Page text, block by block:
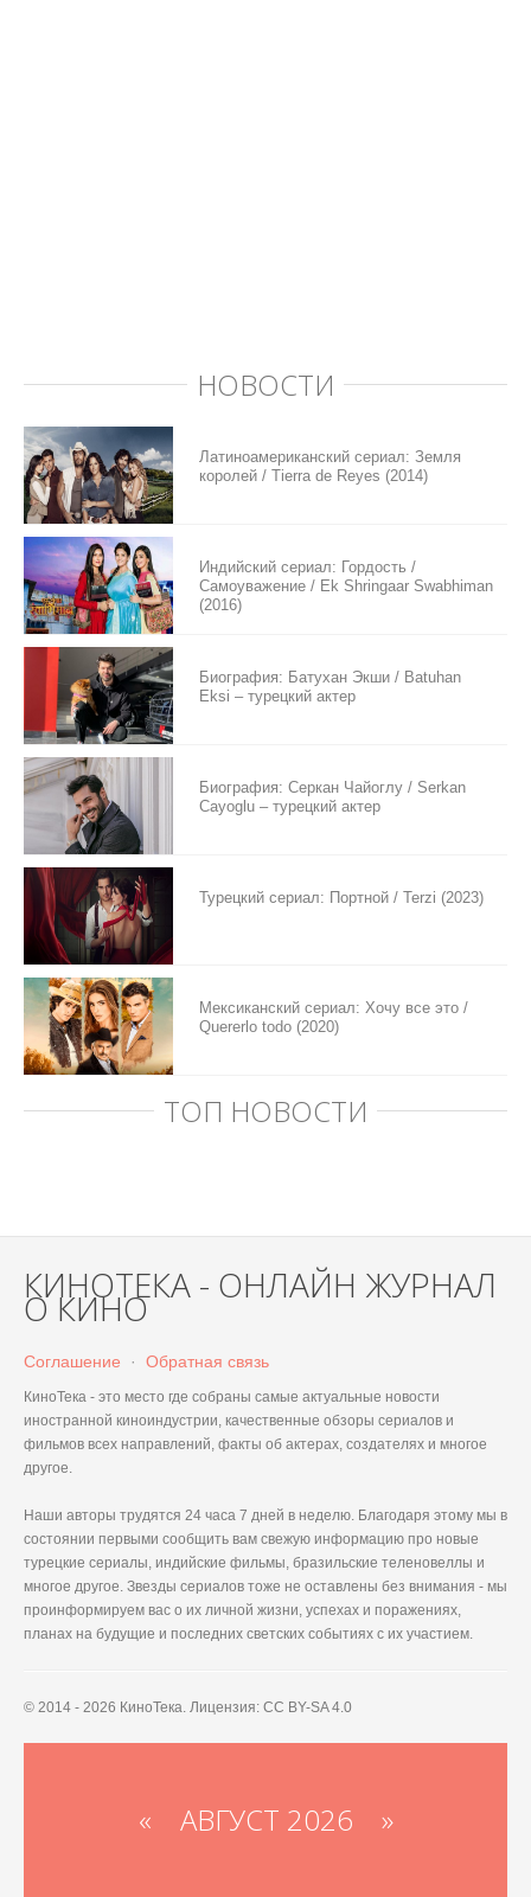
НОВОСТИ
Латиноамериканский сериал: Земля
королей / Tierra de Reyes (2014)
Индийский сериал: Гордость /
Самоуважение / Ek Shringaar Swabhiman
(2016)
Биография: Батухан Экши / Batuhan
Eksi – турецкий актер
Биография: Серкан Чайоглу / Serkan
Cayoglu – турецкий актер
Турецкий сериал: Портной / Terzi (2023)
Мексиканский сериал: Хочу все это /
Quererlo todo (2020)
ТОП НОВОСТИ
КИНОТЕКА - ОНЛАЙН ЖУРНАЛ
О КИНО
Соглашение · Обратная связь
КиноТека - это место где собраны самые актуальные новости
иностранной киноиндустрии, качественные обзоры сериалов и
фильмов всех направлений, факты об актерах, создателях и многое
другое.
Наши авторы трудятся 24 часа 7 дней в неделю. Благодаря этому мы в
состоянии первыми сообщить вам свежую информацию про новые
турецкие сериалы, индийские фильмы, бразильские теленовеллы и
многое другое. Звезды сериалов тоже не оставлены без внимания - мы
проинформируем вас о их личной жизни, успехах и поражениях,
планах на будущие и последних светских событиях с их участием.
© 2014 - 2026 КиноТека. Лицензия: CC BY-SA 4.0
« АВГУСТ 2026 »